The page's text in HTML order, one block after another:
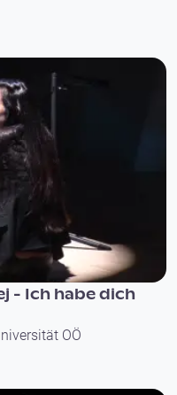
- Ich habe dich
OÖ